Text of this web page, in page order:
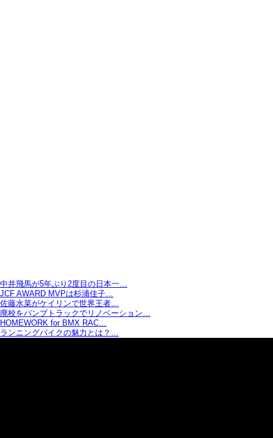
中井飛馬が5年ぶり2度目の日本一…
JCF AWARD MVPは杉浦佳子…
佐藤水菜がケイリンで世界王者…
廃校をパンプトラックでリノベーション…
HOMEWORK for BMX RAC…
ランニングバイクの魅力とは？…